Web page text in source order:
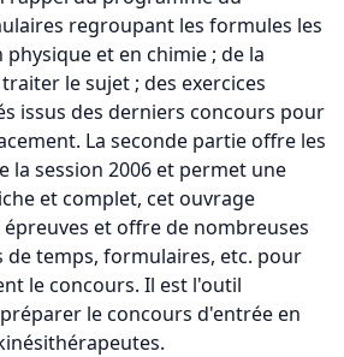
regroupant les formules les
et en chimie ; de la
le sujet ; des exercices
issus des derniers concours pour
La seconde partie offre les
la session 2006 et permet une
et complet, cet ouvrage
et offre de nombreuses
de temps, formulaires, etc. pour
le concours. Il est l'outil
le concours d'entrée en